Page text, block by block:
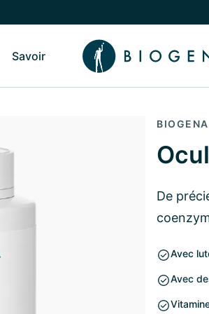
vers le sous-menu Qui sommes-nous
Savoir Basculer vers le sous-menu Savoir
De
Avec
Avec